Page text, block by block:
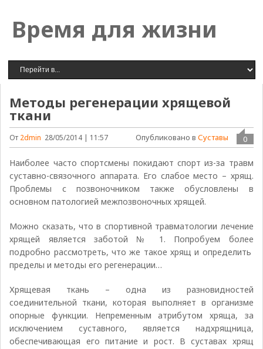
Время для жизни
Методы регенерации хрящевой
ткани
От 2dmin 28/05/2014 | 11:57 0
Опубликовано в Суставы
Наиболее часто спортсмены покидают спорт из-за травм
суставно-связочного аппарата. Его слабое место – хрящ.
Проблемы с позвоночником также обусловлены в
основном патологией межпозвоночных хрящей.
Можно сказать, что в спортивной травматологии лечение
хрящей является заботой № 1. Попробуем более
подробно рассмотреть, что же такое хрящ и определить
пределы и методы его регенерации…
Хрящевая ткань – одна из разновидностей
соединительной ткани, которая выполняет в организме
опорные функции. Непременным атрибутом хряща, за
исключением суставного, является надхрящница,
обеспечивающая его питание и рост. В суставах хрящ